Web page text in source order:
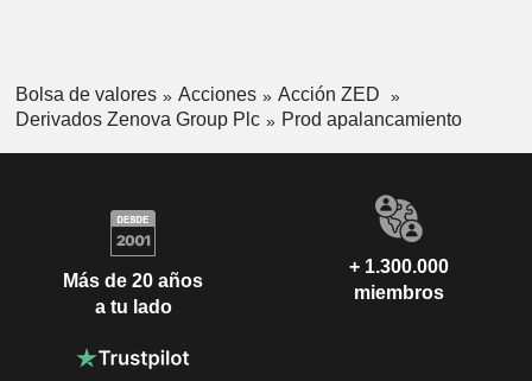
Bolsa de valores Acciones
Acción ZED
Derivados Zenova Group Plc
Prod apalancamiento
Más de 20 años
a tu lado
+ 1.300.000
miembros